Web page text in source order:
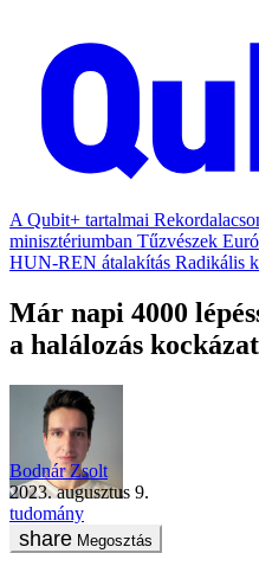
A Qubit+ tartalmai
minisztériumban Tűzvészek
HUN-REN átalakítás Radikális
Már napi 4000
a halálozás
Bodnár Zsolt
2023. augusztus 9.
tudomány
Megosztás